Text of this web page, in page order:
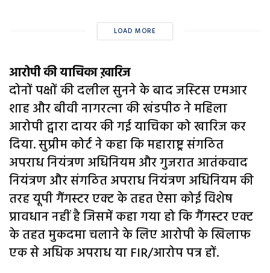
LOAD MORE
आरोपी की याचिका ख़ारिज
दोनों पक्षों की दलील सुनने के बाद जस्‍टिस एमआर
शाह और बीवी नागरत्‍ना की खंडपीठ ने महिला
आरोपी द्वारा दायर की गई याचिका को खारिज कर
दिया. सुप्रीम कोर्ट ने कहा कि महाराष्ट्र संगठित
अपराध नियंत्रण अधिनियम और गुजरात आतंकवाद
नियंत्रण और संगठित अपराध नियंत्रण अधिनियम की
तरह यूपी गैंगस्टर एक्ट के तहत ऐसा कोई विशेष
प्रावधान नहीं है जिसमें कहा गया हो कि गैंगस्टर एक्ट
के तहत मुकदमा चलाने के लिए आरोपी के खिलाफ
एक से अधिक अपराध या FIR/आरोप पत्र हों.